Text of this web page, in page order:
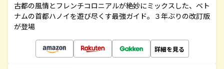
古都の風情とフレンチコロニアルが絶妙にミックスした、ベト
ナムの首都ハノイを遊び尽くす最強ガイド。３年ぶりの改訂版
が登場
詳細を見る